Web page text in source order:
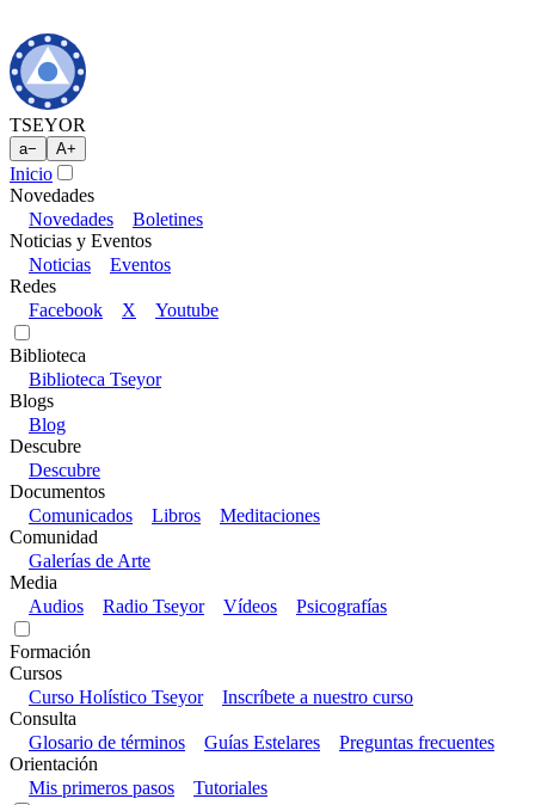
TSEYOR
a− A+
Inicio
Novedades
Novedades
Boletines
Noticias y Eventos
Noticias
Eventos
Redes
Facebook
X Youtube
Biblioteca
Biblioteca Tseyor
Blogs
Blog
Descubre
Descubre
Documentos
Comunicados
Libros
Meditaciones
Comunidad
Galerías de Arte
Media
Audios
Radio Tseyor Vídeos Psicografías
Formación
Cursos
Curso Holístico Tseyor
Inscríbete a nuestro curso
Consulta
Glosario de términos
Guías Estelares
Preguntas frecuentes
Orientación
Mis primeros pasos
Tutoriales